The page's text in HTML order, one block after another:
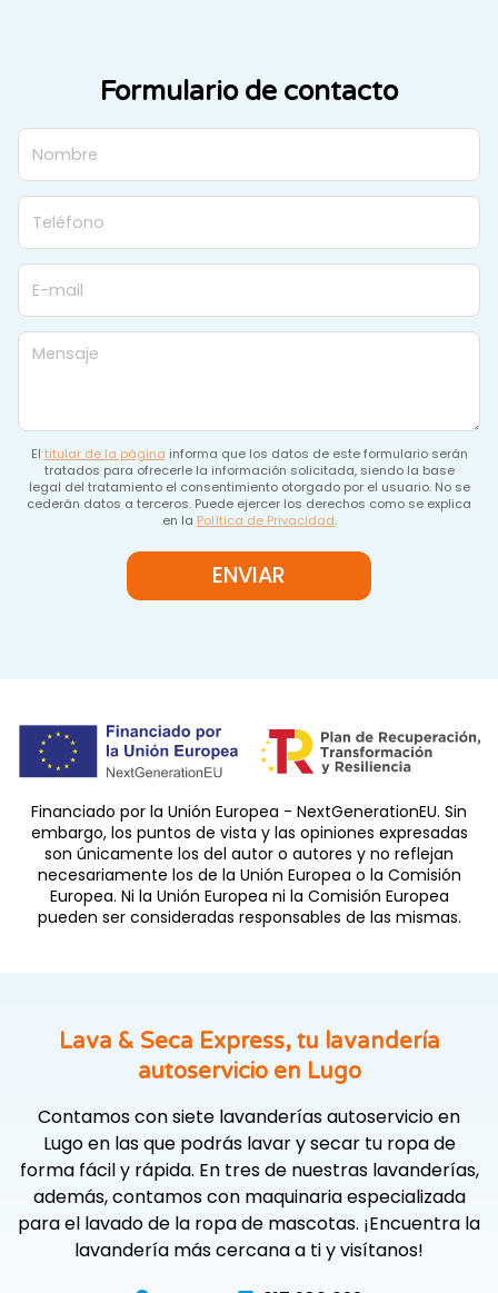
Formulario de contacto
Nombre
Teléfono
E-mail
Mensaje
El titular de la página informa que los datos de este formulario serán
tratados para ofrecerle la información solicitada, siendo la base
legal del tratamiento el consentimiento otorgado por el usuario. No se
cederán datos a terceros. Puede ejercer los derechos como se explica
en la Política de Privacidad.
Financiado por la Unión Europea - NextGenerationEU. Sin
embargo, los puntos de vista y las opiniones expresadas
son únicamente los del autor o autores y no reflejan
necesariamente los de la Unión Europea o la Comisión
Europea. Ni la Unión Europea ni la Comisión Europea
pueden ser consideradas responsables de las mismas.
Lava & Seca Express, tu lavandería
autoservicio en Lugo
Contamos con siete lavanderías autoservicio en
Lugo en las que podrás lavar y secar tu ropa de
forma fácil y rápida. En tres de nuestras lavanderías,
además, contamos con maquinaria especializada
para el lavado de la ropa de mascotas. ¡Encuentra la
lavandería más cercana a ti y visítanos!